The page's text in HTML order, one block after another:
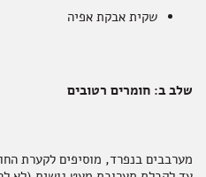
שקית אבקת אפיה
שלב ב: חומרים רטובים
מערבבים בנפרד, מוסיפים לקערת